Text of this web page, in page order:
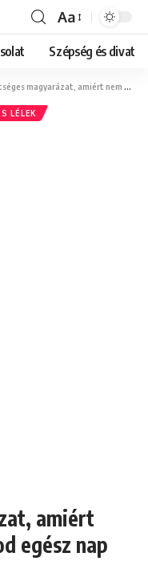
Font
Resizer
Aa
Szépség és divat
magyarázat, amiért nem írt neked a barátod egész nap
LÉLEK
amiért
egész nap